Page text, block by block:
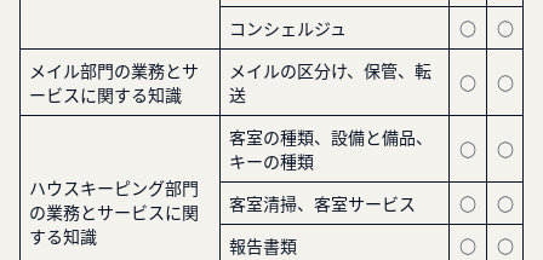
コンシェルジュ ○
○
メイル部門の業務とサ
ービスに関する知識
メイルの区分け、保管、転
送
○ ○
ハウスキーピング部門
の業務とサービスに関
する知識
客室の種類、設備と備品、
キーの種類
○ ○
客室清掃、客室サービス ○
○
報告書類
○
○